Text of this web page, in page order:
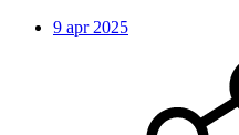
9 apr 2025